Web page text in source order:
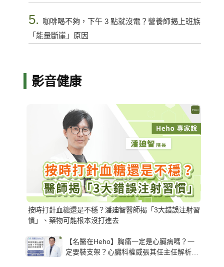
5.
咖啡喝不夠，下午 3 點就沒電？營養師揭上班族
「能量斷崖」原因
影音健康
按時打針血糖還是不穩？潘廸智醫師揭「3大錯誤注射習
慣」、藥物可能根本沒打進去
【名醫在Heho】胸痛一定是心臟病嗎？一
定要裝支架？心臟科權威張其任主任解析支